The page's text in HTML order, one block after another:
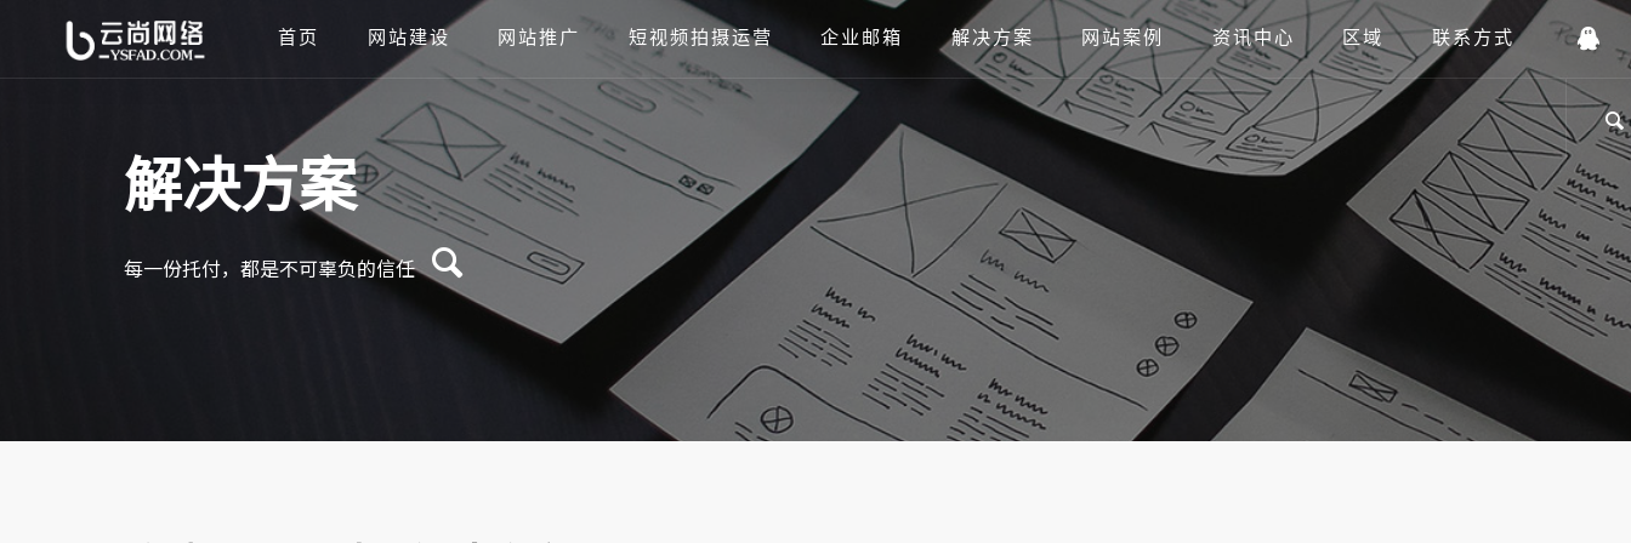
首页 网站建设 网站推广 短视频拍摄运营 企业邮箱 解决方案 网站案例 资讯中心 区域 联系方式
解决方案
每一份托付，都是不可辜负的信任